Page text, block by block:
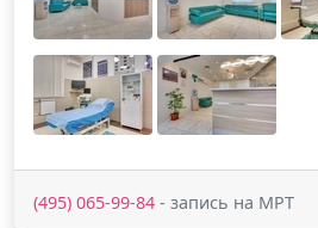
(495) 065-99-84 - запись на МРТ